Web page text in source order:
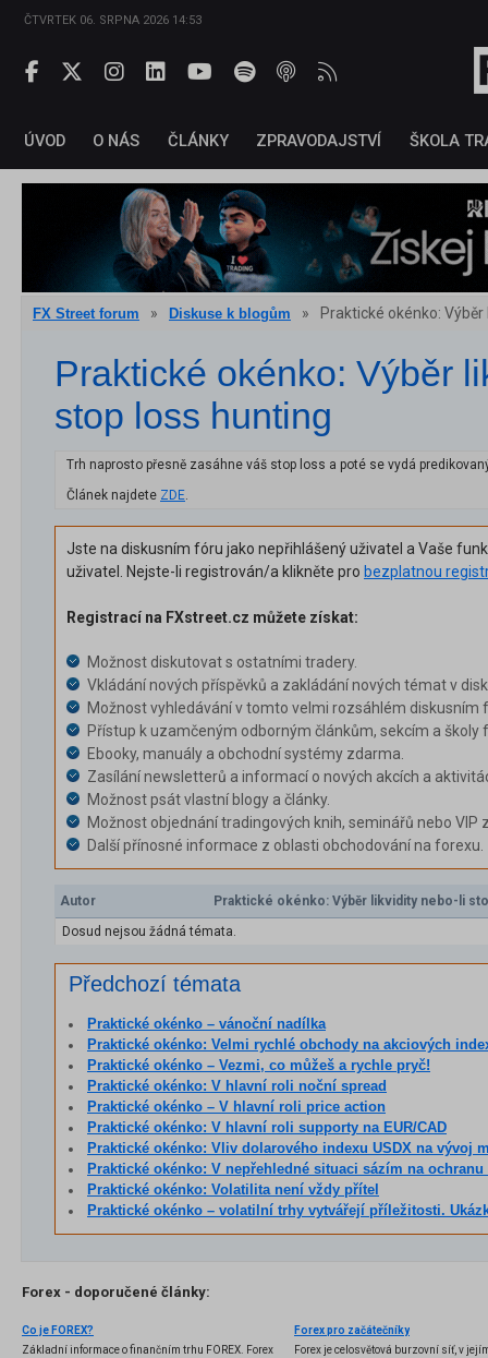
ČTVRTEK 06. SRPNA 2026 14:53
ÚVOD O NÁS ČLÁNKY ZPRAVODAJSTVÍ ŠKOLA
FX Street forum » Diskuse k blogům » Praktické okénko:
Praktické okénko: Výběr
stop loss hunting
Trh naprosto přesně zasáhne váš stop loss a poté se vydá
Článek najdete ZDE.
Jste na diskusním fóru jako nepřihlášený uživatel a Vaše
uživatel. Nejste-li registrován/a klikněte pro bezplatnou
Registrací na FXstreet.cz můžete získat:
Možnost diskutovat s ostatními tradery.
Vkládání nových příspěvků a zakládání nových témat v
Možnost vyhledávání v tomto velmi rozsáhlém diskusním
Přístup k uzamčeným odborným článkům, sekcím a školy
Ebooky, manuály a obchodní systémy zdarma.
Zasílání newsletterů a informací o nových akcích a
Možnost psát vlastní blogy a články.
Možnost objednání tradingových knih, seminářů nebo VIP
Další přínosné informace z oblasti obchodování na forexu.
Autor
Praktické okénko: Výběr likvidity nebo-li
Dosud nejsou žádná témata.
Předchozí témata
Praktické okénko – vánoční nadílka
Praktické okénko: Velmi rychlé obchody na akciových
Praktické okénko – Vezmi, co můžeš a rychle pryč!
Praktické okénko: V hlavní roli noční spread
Praktické okénko – V hlavní roli price action
Praktické okénko: V hlavní roli supporty na EUR/CAD
Praktické okénko: Vliv dolarového indexu USDX na vývoj měnového
Praktické okénko: V nepřehledné situaci sázím na
Praktické okénko: Volatilita není vždy přítel
Praktické okénko – volatilní trhy vytvářejí příležitosti. Ukázka tří
Forex - doporučené články:
Co je FOREX?
Základní informace o finančním trhu FOREX. Forex
Forex pro začátečníky
Forex je celosvětová burzovní síť, v